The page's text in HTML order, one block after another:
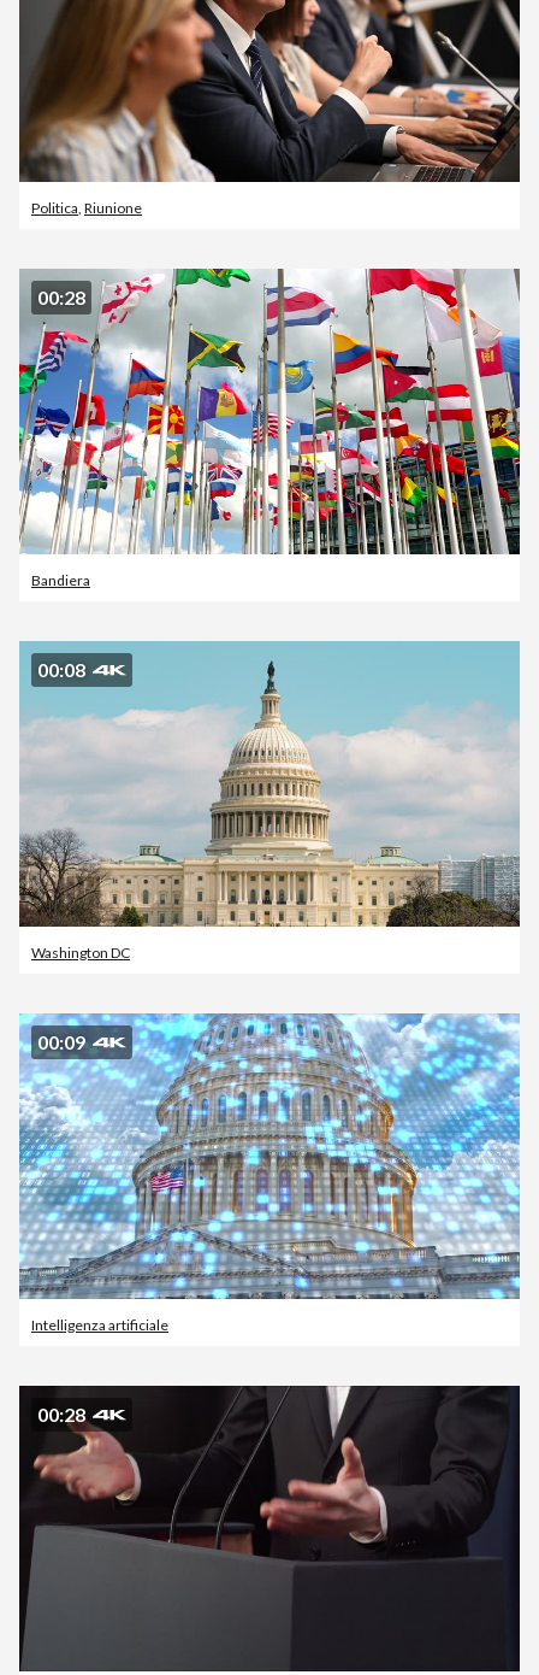
Politica Riunione
00:28
Bandiera
00:08
Washington DC
00:09
Intelligenza artificiale
00:28